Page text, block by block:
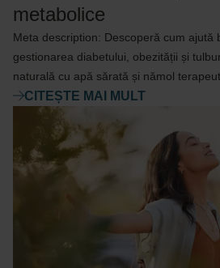
metabolice
Meta description: Descoperă cum ajută
gestionarea diabetului, obezității și
naturală cu apă sărată și nămol
CITEȘTE MAI MULT